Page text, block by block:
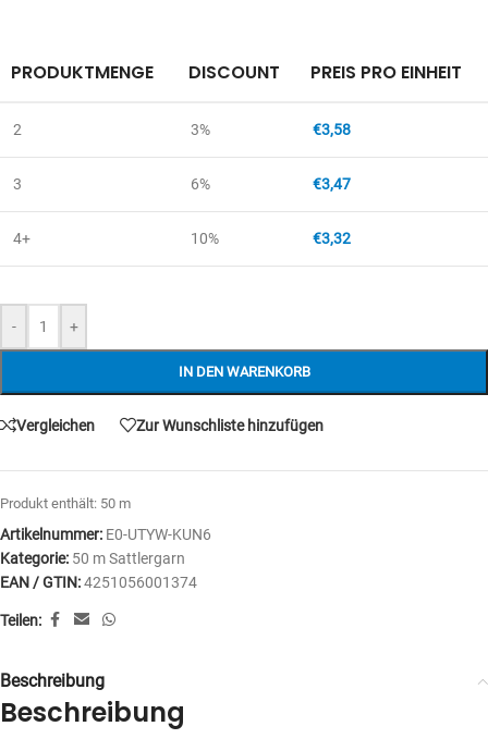
- +
IN DEN WARENKORB
PRODUKTMENGE DISCOUNT PREIS PRO EINHEIT
2 3% €3,58
3 6% €3,47
4+ 10% €3,32
Vergleichen Zur Wunschliste hinzufügen
Produkt enthält: 50 m
Artikelnummer: E0-UTYW-KUN6
Kategorie: 50 m Sattlergarn
EAN / GTIN:4251056001374
Teilen:
Beschreibung
Beschreibung